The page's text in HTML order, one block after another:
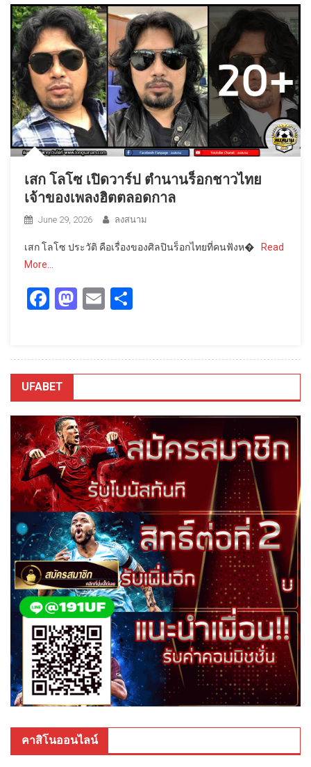
เสก โลโซ เปิดวาร์ป ตำนานร็อกชาวไทย
เจ้าของเพลงฮิตตลอดกาล
June 29, 2026 ลงสนาม
เสก โลโซ ประวัติ คือเรื่องของศิลปินร็อกไทยที่คนฟังห�
Read
More…
Facebook
Mastodon
Email
UFABET
คาสิโนออนไลน์